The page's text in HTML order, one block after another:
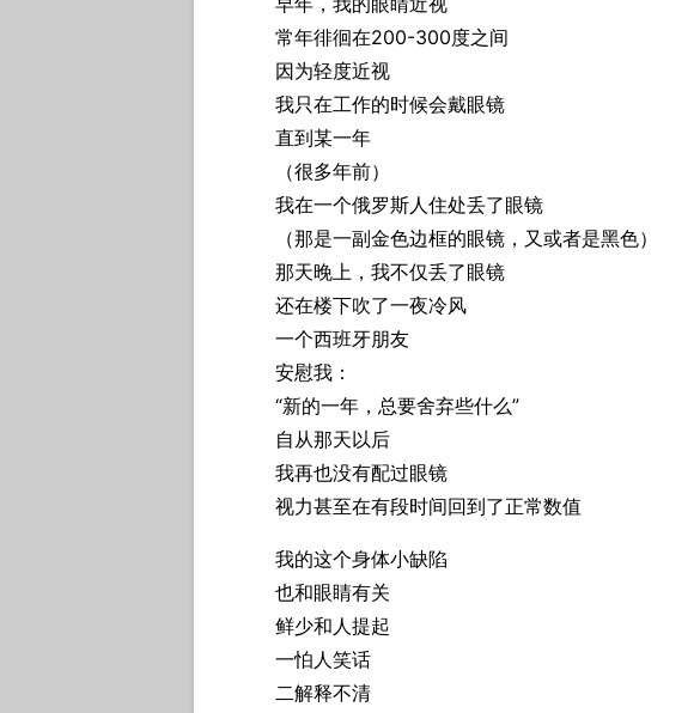
常年徘徊在200-300度之间
因为轻度近视
我只在工作的时候会戴眼镜
直到某一年
（很多年前）
我在一个俄罗斯人住处丢了眼镜
（那是一副金色边框的眼镜，又或者是黑色）
那天晚上，我不仅丢了眼镜
还在楼下吹了一夜冷风
一个西班牙朋友
安慰我：
“新的一年，总要舍弃些什么”
自从那天以后
我再也没有配过眼镜
视力甚至在有段时间回到了正常数值
我的这个身体小缺陷
也和眼睛有关
鲜少和人提起
一怕人笑话
二解释不清